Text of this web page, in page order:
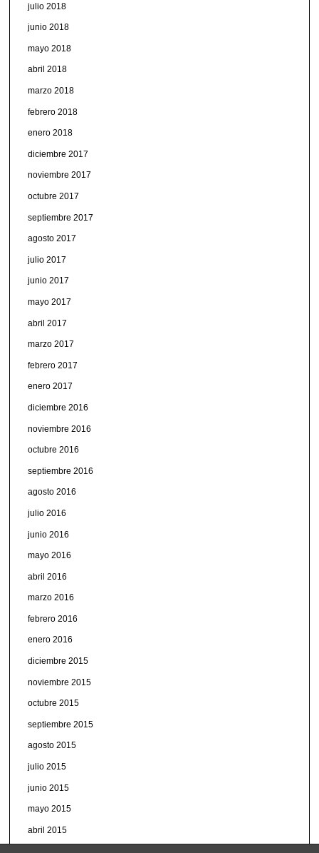
julio 2018
junio 2018
mayo 2018
abril 2018
marzo 2018
febrero 2018
enero 2018
diciembre 2017
noviembre 2017
octubre 2017
septiembre 2017
agosto 2017
julio 2017
junio 2017
mayo 2017
abril 2017
marzo 2017
febrero 2017
enero 2017
diciembre 2016
noviembre 2016
octubre 2016
septiembre 2016
agosto 2016
julio 2016
junio 2016
mayo 2016
abril 2016
marzo 2016
febrero 2016
enero 2016
diciembre 2015
noviembre 2015
octubre 2015
septiembre 2015
agosto 2015
julio 2015
junio 2015
mayo 2015
abril 2015